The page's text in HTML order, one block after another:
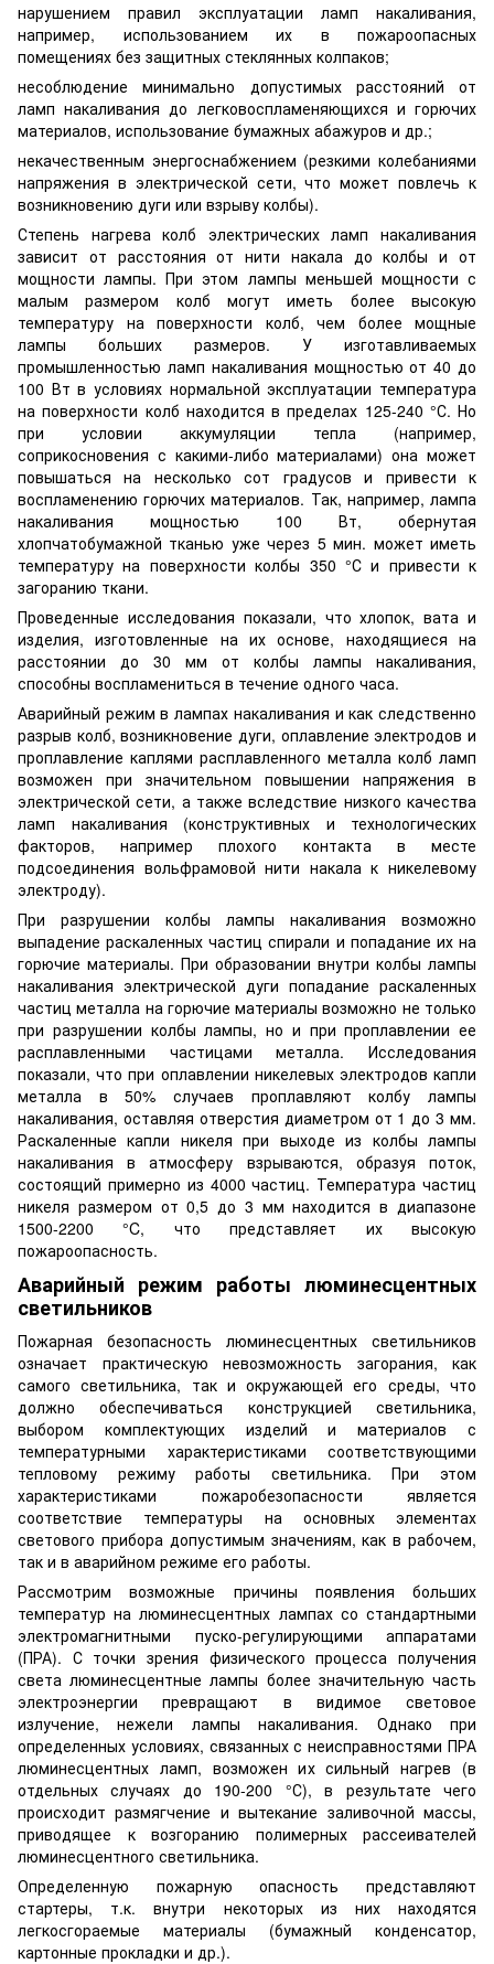
нарушением правил эксплуатации ламп накаливания,
например, использованием их в пожароопасных
помещениях без защитных стеклянных колпаков;
несоблюдение минимально допустимых расстояний от
ламп накаливания до легковоспламеняющихся и горючих
материалов, использование бумажных абажуров и др.;
некачественным энергоснабжением (резкими колебаниями
напряжения в электрической сети, что может повлечь к
возникновению дуги или взрыву колбы).
Степень нагрева колб электрических ламп накаливания
зависит от расстояния от нити накала до колбы и от
мощности лампы. При этом лампы меньшей мощности с
малым размером колб могут иметь более высокую
температуру на поверхности колб, чем более мощные
лампы больших размеров. У изготавливаемых
промышленностью ламп накаливания мощностью от 40 до
100 Вт в условиях нормальной эксплуатации температура
на поверхности колб находится в пределах 125-240 °С. Но
при условии аккумуляции тепла (например,
соприкосновения с какими-либо материалами) она может
повышаться на несколько сот градусов и привести к
воспламенению горючих материалов. Так, например, лампа
накаливания мощностью 100 Вт, обернутая
хлопчатобумажной тканью уже через 5 мин. может иметь
температуру на поверхности колбы 350 °С и привести к
загоранию ткани.
Проведенные исследования показали, что хлопок, вата и
изделия, изготовленные на их основе, находящиеся на
расстоянии до 30 мм от колбы лампы накаливания,
способны воспламениться в течение одного часа.
Аварийный режим в лампах накаливания и как следственно
разрыв колб, возникновение дуги, оплавление электродов и
проплавление каплями расплавленного металла колб ламп
возможен при значительном повышении напряжения в
электрической сети, а также вследствие низкого качества
ламп накаливания (конструктивных и технологических
факторов, например плохого контакта в месте
подсоединения вольфрамовой нити накала к никелевому
электроду).
При разрушении колбы лампы накаливания возможно
выпадение раскаленных частиц спирали и попадание их на
горючие материалы. При образовании внутри колбы лампы
накаливания электрической дуги попадание раскаленных
частиц металла на горючие материалы возможно не только
при разрушении колбы лампы, но и при проплавлении ее
расплавленными частицами металла. Исследования
показали, что при оплавлении никелевых электродов капли
металла в 50% случаев проплавляют колбу лампы
накаливания, оставляя отверстия диаметром от 1 до 3 мм.
Раскаленные капли никеля при выходе из колбы лампы
накаливания в атмосферу взрываются, образуя поток,
состоящий примерно из 4000 частиц. Температура частиц
никеля размером от 0,5 до 3 мм находится в диапазоне
1500-2200 °C, что представляет их высокую
пожароопасность.
Аварийный режим работы люминесцентных
светильников
Пожарная безопасность люминесцентных светильников
означает практическую невозможность загорания, как
самого светильника, так и окружающей его среды, что
должно обеспечиваться конструкцией светильника,
выбором комплектующих изделий и материалов с
температурными характеристиками соответствующими
тепловому режиму работы светильника. При этом
характеристиками пожаробезопасности является
соответствие температуры на основных элементах
светового прибора допустимым значениям, как в рабочем,
так и в аварийном режиме его работы.
Рассмотрим возможные причины появления больших
температур на люминесцентных лампах со стандартными
электромагнитными пуско-регулирующими аппаратами
(ПРА). С точки зрения физического процесса получения
света люминесцентные лампы более значительную часть
электроэнергии превращают в видимое световое
излучение, нежели лампы накаливания. Однако при
определенных условиях, связанных с неисправностями ПРА
люминесцентных ламп, возможен их сильный нагрев (в
отдельных случаях до 190-200 °С), в результате чего
происходит размягчение и вытекание заливочной массы,
приводящее к возгоранию полимерных рассеивателей
люминесцентного светильника.
Определенную пожарную опасность представляют
стартеры, т.к. внутри некоторых из них находятся
легкосгораемые материалы (бумажный конденсатор,
картонные прокладки и др.).